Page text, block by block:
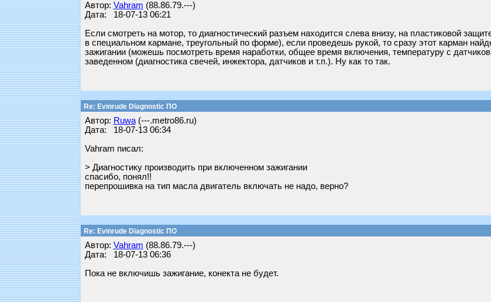
Автор: Vahram (88.86.79.---)
Дата: 18-07-13 06:21
Если смотреть на мотор, то диагностический разъем находится слева внизу, на пластиковой
в специальном кармане, треугольный по форме), если проведешь рукой, то сразу этот карман
зажигании (можешь посмотреть время наработки, общее время включения, температуру с
заведенном (диагностика свечей, инжектора, датчиков и т.п.). Ну как то так.
Re: Evinrude Diagnostic ПО
Автор: Ruwa(---.metro86.ru)
Дата: 18-07-13 06:34
Vahram писал:
> Диагностику производить при включенном зажигании
спасибо, понял!!
перепрошивка на тип масла двигатель включать не надо, верно?
Re: Evinrude Diagnostic ПО
Автор: Vahram (88.86.79.---)
Дата: 18-07-13 06:36
Пока не включишь зажигание, конекта не будет.